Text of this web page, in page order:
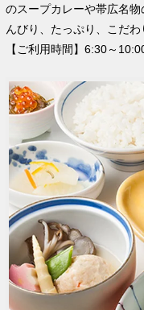
のスープカレーや帯広名
んびり、たっぷり、こだ
【ご利用時間】6:30～